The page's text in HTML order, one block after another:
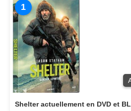
1
Shelter actuellement en DVD et